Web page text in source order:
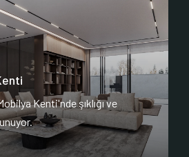
Kenti'nde şıklığı ve